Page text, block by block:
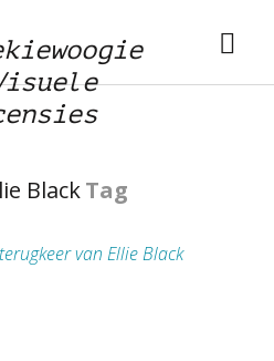
BlackTag
RECENSIE